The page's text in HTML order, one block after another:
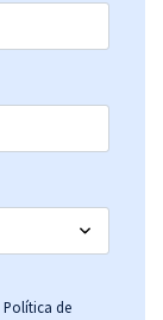
Política de